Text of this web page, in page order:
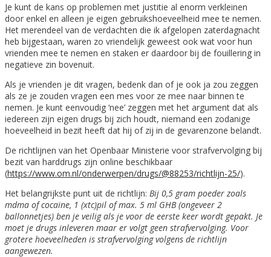
Je kunt de kans op problemen met justitie al enorm verkleinen
door enkel en alleen je eigen gebruikshoeveelheid mee te nemen.
Het merendeel van de verdachten die ik afgelopen zaterdagnacht
heb bijgestaan, waren zo vriendelijk geweest ook wat voor hun
vrienden mee te nemen en staken er daardoor bij de fouillering in
negatieve zin bovenuit.
Als je vrienden je dit vragen, bedenk dan of je ook ja zou zeggen
als ze je zouden vragen een mes voor ze mee naar binnen te
nemen. Je kunt eenvoudig ‘nee’ zeggen met het argument dat als
iedereen zijn eigen drugs bij zich houdt, niemand een zodanige
hoeveelheid in bezit heeft dat hij of zij in de gevarenzone belandt.
De richtlijnen van het Openbaar Ministerie voor strafvervolging bij
bezit van harddrugs zijn online beschikbaar
(https://www.om.nl/onderwerpen/drugs/@88253/richtlijn-25/).
Het belangrijkste punt uit de richtlijn: Bij 0,5 gram poeder zoals
mdma of cocaïne, 1 (xtc)pil of max. 5 ml GHB (ongeveer 2
ballonnetjes) ben je veilig als je voor de eerste keer wordt gepakt. Je
moet je drugs inleveren maar er volgt geen strafvervolging. Voor
grotere hoeveelheden is strafvervolging volgens de richtlijn
aangewezen.